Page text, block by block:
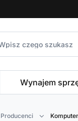
Wynajem
Producenci